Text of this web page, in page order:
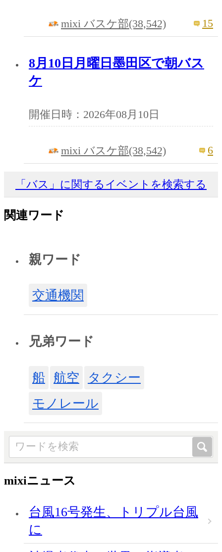
mixi バスケ部(38,542) 15
8月10日月曜日墨田区で朝バス
ケ
開催日時：2026年08月10日
mixi バスケ部(38,542) 6
「バス」に関するイベントを検索する
関連ワード
親ワード
交通機関
兄弟ワード
船 航空
タクシー
モノレール
mixiニュース
台風16号発生、トリプル台風
に